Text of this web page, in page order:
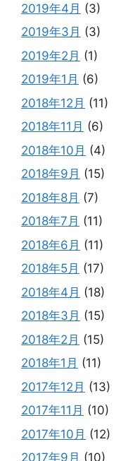
2019年4月 (3)
2019年3月 (3)
2019年2月 (1)
2019年1月 (6)
2018年12月 (11)
2018年11月 (6)
2018年10月 (4)
2018年9月 (15)
2018年8月 (7)
2018年7月 (11)
2018年6月 (11)
2018年5月 (17)
2018年4月 (18)
2018年3月 (15)
2018年2月 (15)
2018年1月 (11)
2017年12月 (13)
2017年11月 (10)
2017年10月 (12)
2017年9月 (10)